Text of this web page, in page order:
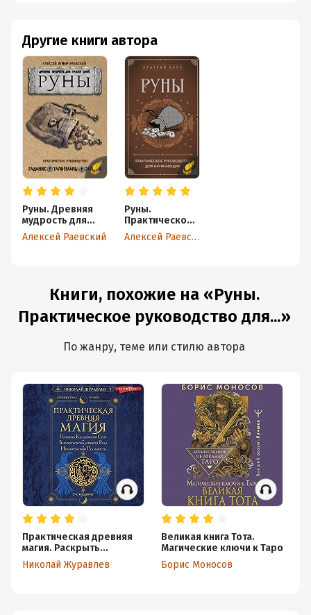
Другие книги автора
Руны. Древняя
мудрость для
наших дней.
Практическое
Алексей Раевский
Руны.
Практическое
руководство
для
Алексей Раевский
Книги, похожие на «Руны.
Практическое руководство для...»
По жанру, теме или стилю автора
Практическая древняя
магия. Раскрыть
колдовскую Силу,
заручиться поддержкой
Николай Журавлев
Великая книга Тота.
Магические ключи к Таро
Борис Моносов